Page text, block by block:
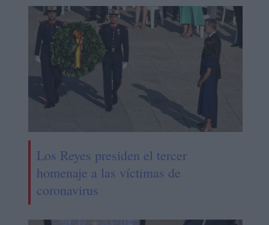
Los Reyes presiden el tercer
homenaje a las víctimas de
coronavirus